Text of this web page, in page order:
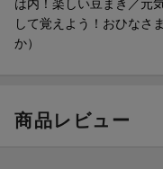
は内！楽しい豆まき／元
して覚えよう！おひな
か）
商品レビュー